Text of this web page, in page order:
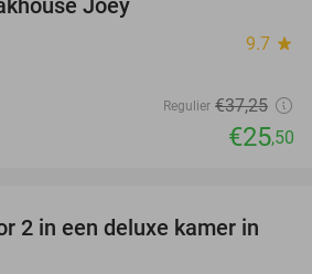
Joey
9.7 star
Regulier €37,25
€25,50
2 in een deluxe kamer in